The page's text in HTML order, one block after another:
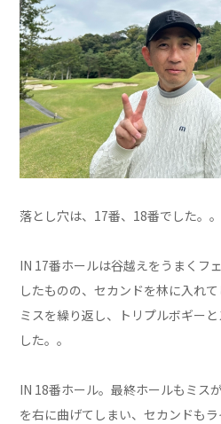
落とし穴は、17番、18番でした。。
IN 17番ホールは谷越えをうまくフ
したものの、セカンドを林に入れて
ミスを繰り返し、トリプルボギー
した。。
IN 18番ホール。最終ホールもミス
を右に曲げてしまい、セカンドもラ